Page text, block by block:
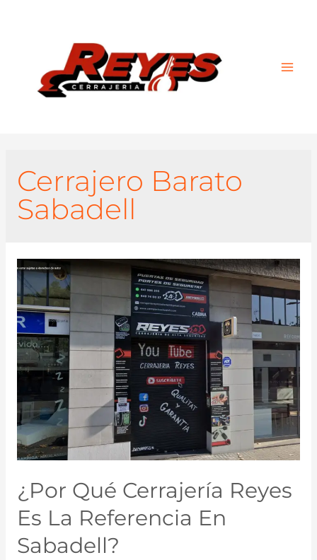
Cerrajero Barato
Sabadell
¿Por Qué Cerrajería Reyes
Es La Referencia En
Sabadell?